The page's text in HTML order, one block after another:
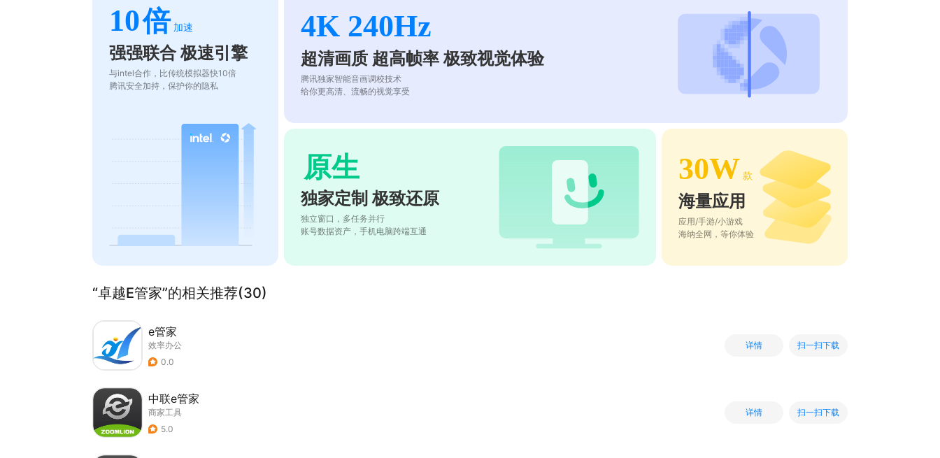
10倍 加速
强强联合 极速引擎
与intel合作，比传统模拟器快10倍
腾讯安全加持，保护你的隐私
4K 240Hz
超清画质 超高帧率 极致视觉体验
腾讯独家智能音画调校技术
给你更高清、流畅的视觉享受
原生
独家定制 极致还原
独立窗口，多任务并行
账号数据资产，手机电脑跨端互通
30W 款
海量应用
应用/手游/小游戏
海纳全网，等你体验
“卓越E管家”的相关推荐(30)
e管家
效率办公
0.0
详情 扫一扫下载
中联e管家
商家工具
5.0
详情 扫一扫下载